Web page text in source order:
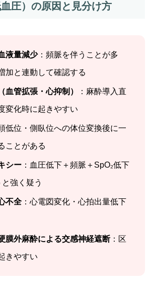
圧）の原因と見分け方
液量減少：頻脈を伴うことが多
加と連動して確認する
血管拡張・心抑制） ：麻酔導入直
変化時に起きやすい
低位・側臥位への体位変換後に一
ことがある
シー ：血圧低下＋頻脈＋SpO₂低下
強く疑う
不全 ：心電図変化・心拍出量低下
膜外麻酔による交感神経遮断：区
きやすい